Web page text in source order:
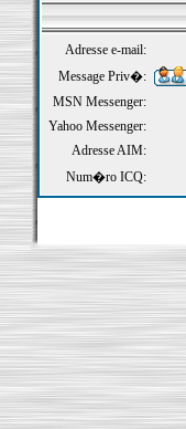
Adresse e-mail:
Message Priv�:
MSN Messenger:
Yahoo Messenger:
Adresse AIM:
Num�ro ICQ: